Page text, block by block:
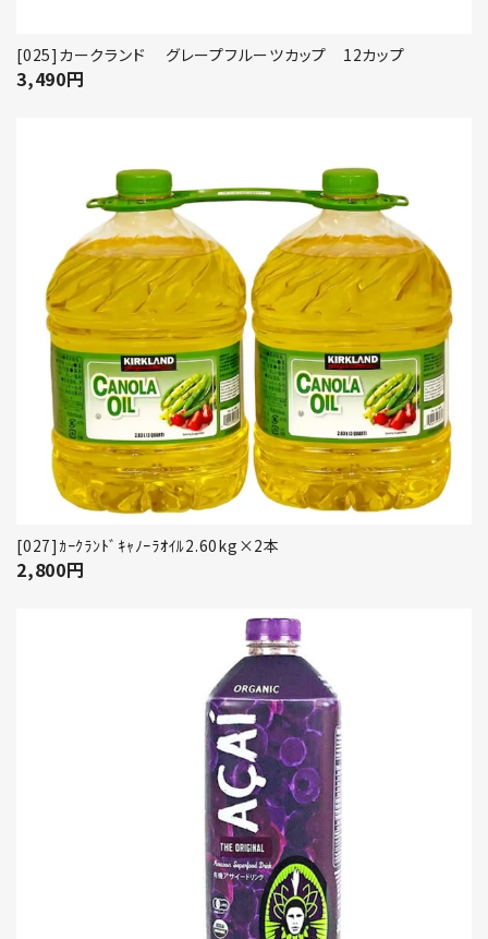
[025]カークランド グレープフルーツカップ 12カップ
3,490円
[027]ｶｰｸﾗﾝﾄﾞｷｬﾉｰﾗｵｲﾙ2.60kg×2本
2,800円